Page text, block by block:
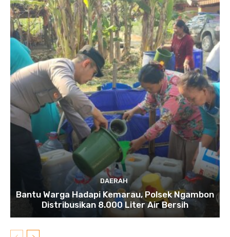
DAERAH
Bantu Warga Hadapi Kemarau, Polsek Ngambon
Distribusikan 8.000 Liter Air Bersih